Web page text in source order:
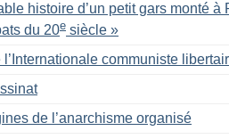
histoire d’un petit gars monté
du 20e siècle »
l’Internationale communiste
de l’anarchisme organisé